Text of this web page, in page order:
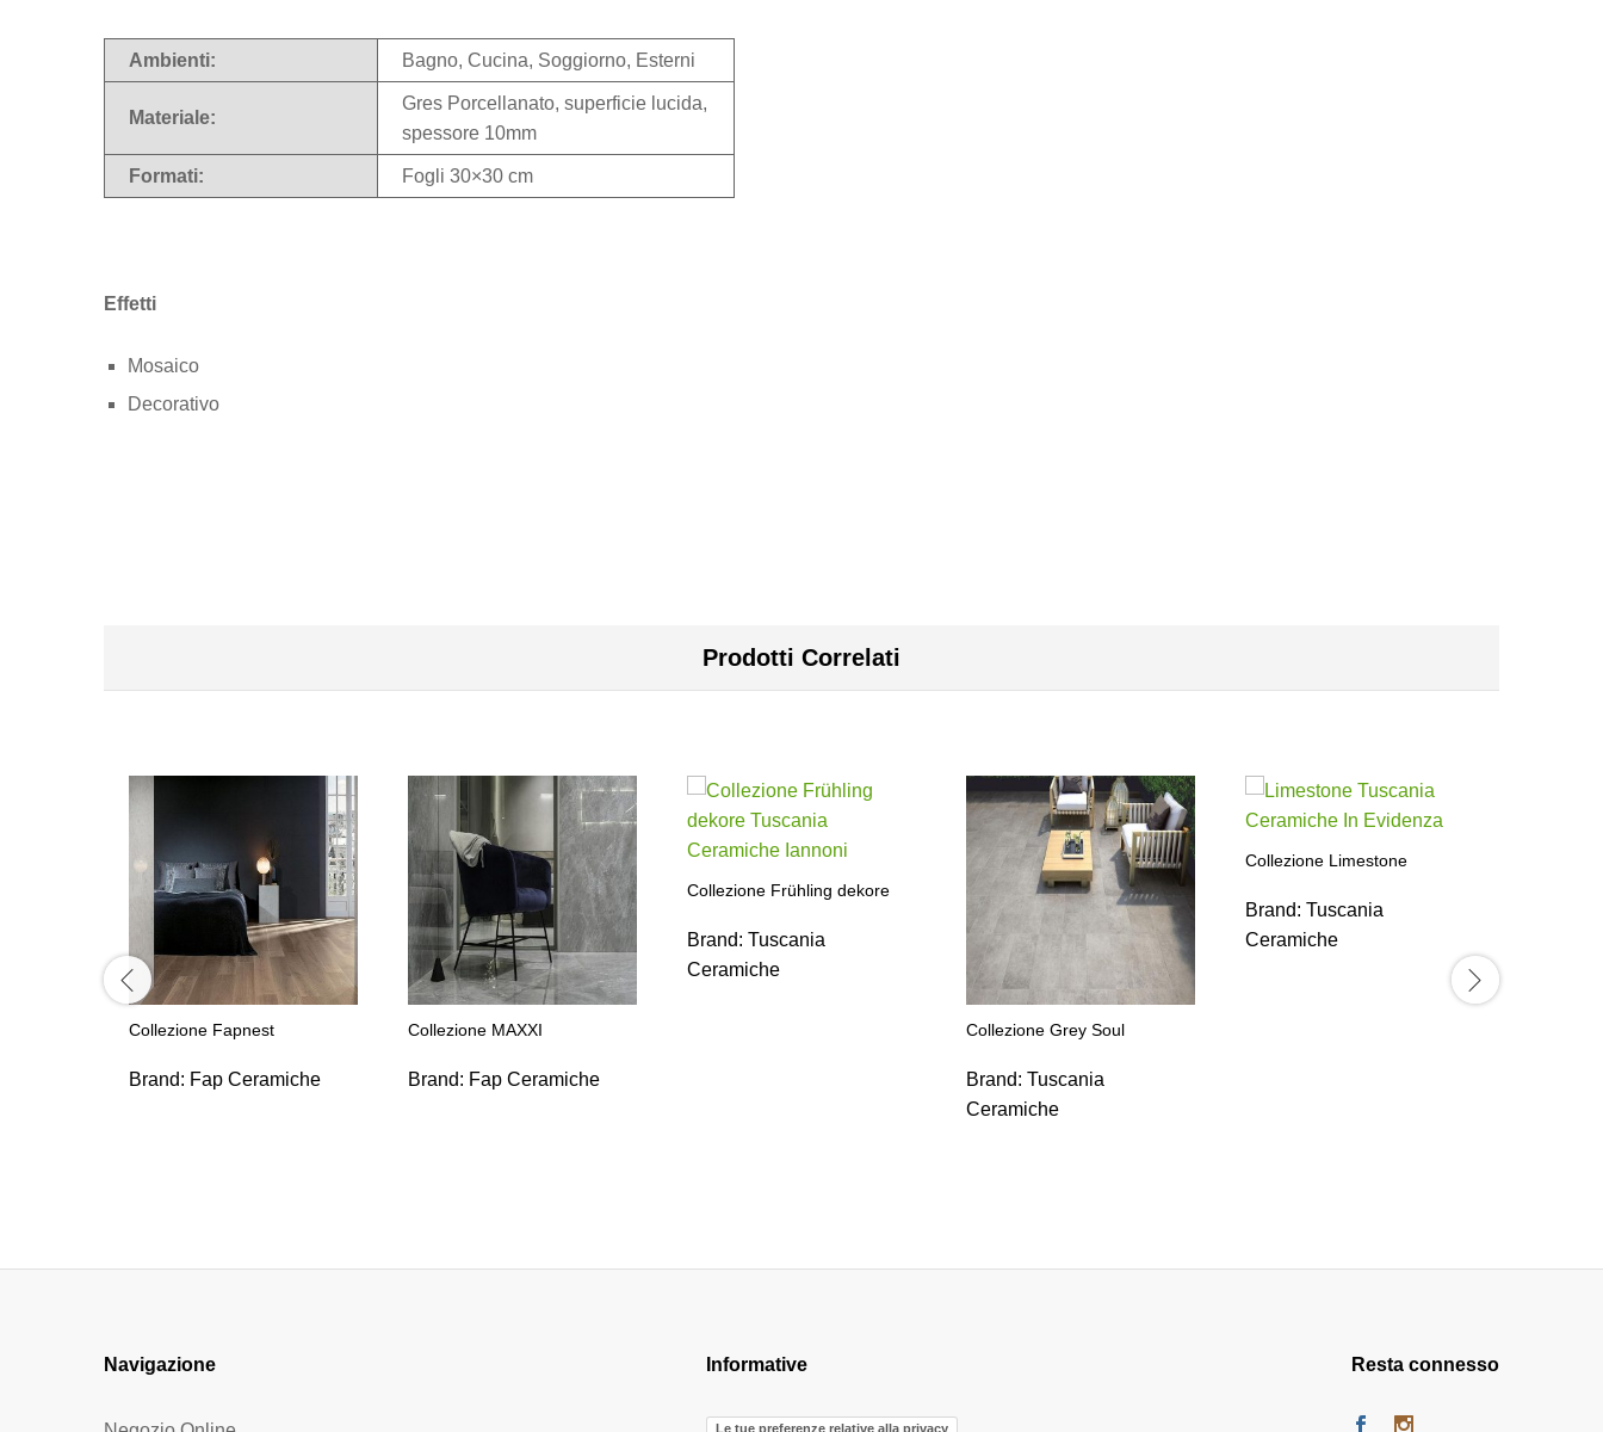
Ambienti: Bagno, Cucina, Soggiorno, Esterni
Materiale:
Gres Porcellanato, superficie lucida,
spessore 10mm
Formati: Fogli 30×30 cm
Effetti
Mosaico
Decorativo
Prodotti Correlati
Collezione Fapnest
Brand: Fap Ceramiche
Collezione MAXXI
Brand: Fap Ceramiche
Collezione Frühling dekore
Brand: Tuscania
Ceramiche
Collezione Grey Soul
Brand: Tuscania
Ceramiche
Collezione Limestone
Brand: Tuscania
Ceramiche
Navigazione Informative
Le tue preferenze relative alla privacy
Resta connesso